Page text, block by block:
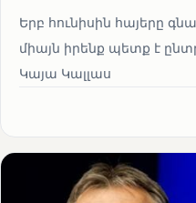
Երբ հունիսին հայերը
միայն իրենք պետք է
Կայա Կալլաս